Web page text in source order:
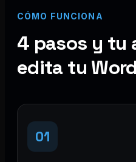
CÓMO FUNCIONA
4 pasos y tu
edita tu
01